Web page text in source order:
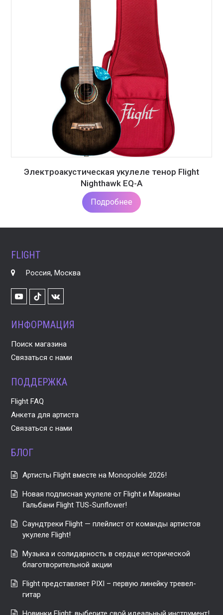
Электроакустическая укулеле тенор Flight
Nighthawk EQ-A
Подробнее
FLIGHT
Россия, Москва
YoutubeTikTok
VK
ИНФОРМАЦИЯ
Поиск магазина
Связаться с нами
ПОДДЕРЖКА
Flight FAQ
Анкета для артиста
Связаться с нами
БЛОГ
Артисты Flight вместе на Monopolele 2026!
Новая подписная укулеле от Flight и Марианы
Гальбани Flight TUS-Sunflower!
Саундтреки Flight — плейлист от команды артистов
укулеле Flight!
Музыка и солидарность в сердце исторической
благотворительной акции
Flight представляет PIXI – первую линейку тревел-
гитар